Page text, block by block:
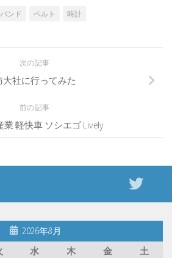
バンド ベルト 時計
次の記事
大社に行ってみた
前の記事
業 軽快車 ソシエゴ Lively
2026年8月
水 木 金
土